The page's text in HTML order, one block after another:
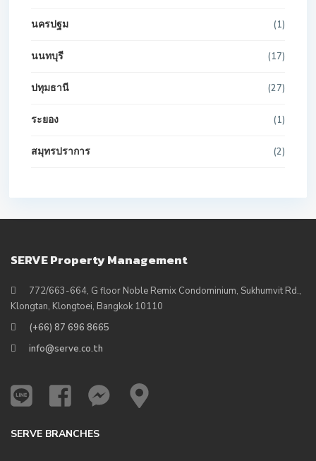
นครปฐม (1)
นนทบุรี (17)
ปทุมธานี (27)
ระยอง (1)
สมุทรปราการ (2)
SERVE Property Management
772/663-664, G floor Noble Remix Condominium, Sukhumvit Rd.,
Klongtan, Klongtoei, Bangkok 10110
(+66) 87 696 8665
info@serve.co.th
SERVE BRANCHES